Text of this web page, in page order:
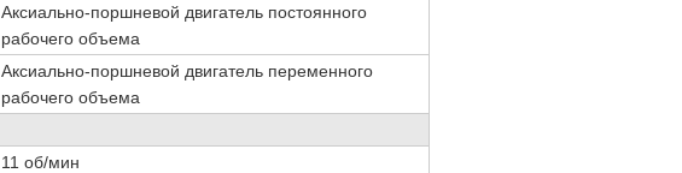
Аксиально-поршневой двигатель постоянного
рабочего объема
Аксиально-поршневой двигатель переменного
рабочего объема
11 об/мин